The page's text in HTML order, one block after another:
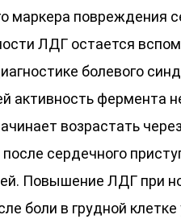
маркера
ЛДГ остается
болевого
активность фермента
возрастать
сердечного
Повышение ЛДГ при
боли в грудной